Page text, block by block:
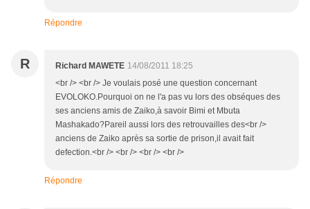
Répondre
R Richard MAWETE 14/08/2011 18:25
<br /> <br /> Je voulais posé une question concernant
EVOLOKO.Pourquoi on ne l'a pas vu lors des obséques des
ses anciens amis de Zaiko,à savoir Bimi et Mbuta
Mashakado?Pareil aussi lors des retrouvailles des<br />
anciens de Zaiko après sa sortie de prison,il avait fait
defection.<br /> <br /> <br /> <br />
Répondre